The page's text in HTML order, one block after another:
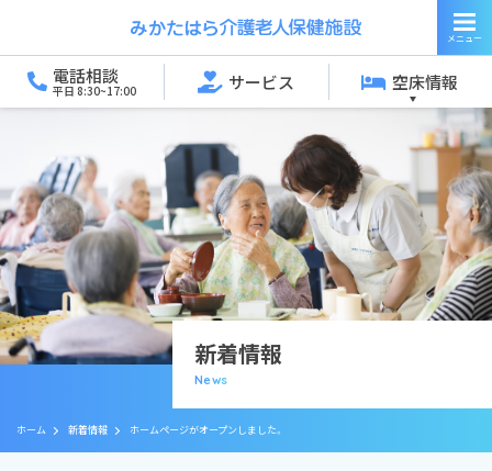
電話相談
平日 8:30~17:00 サービス 空床情報
新着情報
News
ホーム 新着情報 ホームページがオープンしました。